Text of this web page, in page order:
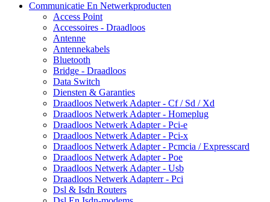
Communicatie En Netwerkproducten
Access Point
Accessoires - Draadloos
Antenne
Antennekabels
Bluetooth
Bridge - Draadloos
Data Switch
Diensten & Garanties
Draadloos Netwerk Adapter - Cf / Sd / Xd
Draadloos Netwerk Adapter - Homeplug
Draadloos Netwerk Adapter - Pci-e
Draadloos Netwerk Adapter - Pci-x
Draadloos Netwerk Adapter - Pcmcia / Expresscard
Draadloos Netwerk Adapter - Poe
Draadloos Netwerk Adapter - Usb
Draadloos Netwerk Adapterr - Pci
Dsl & Isdn Routers